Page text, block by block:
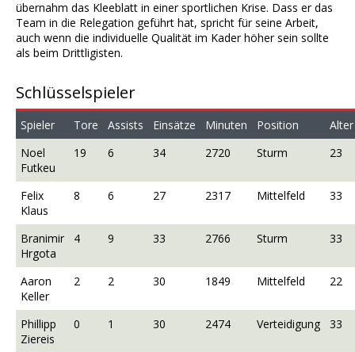
übernahm das Kleeblatt in einer sportlichen Krise. Dass er das
Team in die Relegation geführt hat, spricht für seine Arbeit,
auch wenn die individuelle Qualität im Kader höher sein sollte
als beim Drittligisten.
Schlüsselspieler
Spieler Tore Assists Einsätze Minuten Position
Alter
Noel
Futkeu
19 6 34 2720 Sturm 23
Felix
Klaus
8 6 27 2317 Mittelfeld 33
Branimir
Hrgota
4 9 33 2766 Sturm 33
Aaron
Keller
2 2 30 1849 Mittelfeld 22
Phillipp
Ziereis
0 1 30 2474 Verteidigung 33